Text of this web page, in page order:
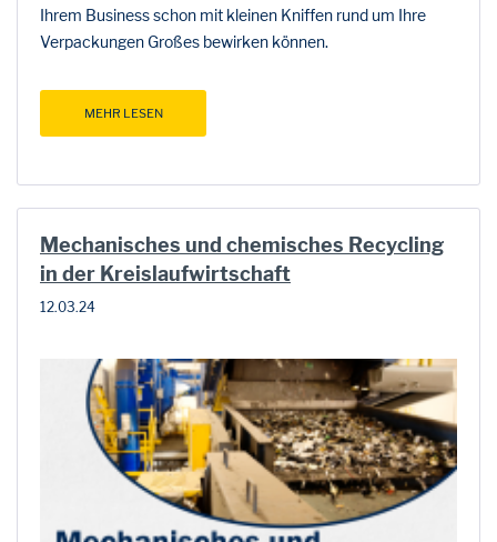
Ihrem Business schon mit kleinen Kniffen rund um Ihre
Verpackungen Großes bewirken können.
MEHR LESEN
Mechanisches und chemisches Recycling
in der Kreislaufwirtschaft
12.03.24